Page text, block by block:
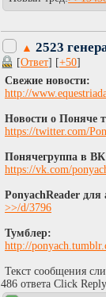
▲ 2523
[Ответ] [+50]
Свежие новости:
http://
Новости о Поняче
https://twitter.com/
Понячегруппа в
https://vk.com/
PonyachReader для
>>/d/3796
Тумблер:
http://
Текст сообщения
486 ответа Click